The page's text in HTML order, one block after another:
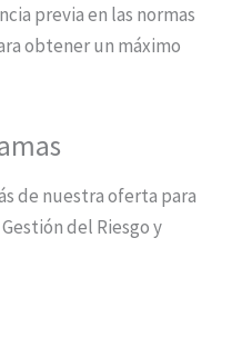
previa en las normas
obtener un máximo
de nuestra oferta para
del Riesgo y